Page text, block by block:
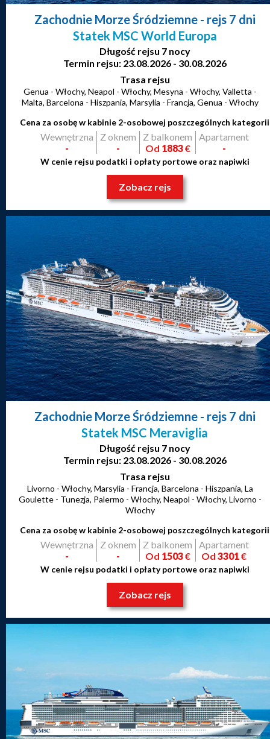
Zachodnie Morze Śródziemne- rejs 7 dni
Statek MSC World Europa
Długość rejsu 7 nocy
Termin rejsu: 23.08.2026 - 30.08.2026
Trasa rejsu
Genua - Włochy, Neapol - Włochy, Mesyna - Włochy, Valletta -
Malta, Barcelona - Hiszpania, Marsylia - Francja, Genua - Włochy
Cena za osobę w kabinie 2-osobowej poszczególnych kategorii
Wewnętrzna
-
Z oknem
-
Z balkonem
Od 1883€
Apartament
-
W cenie rejsu podatki i opłaty portowe oraz napiwki
Zobacz rejs
Zachodnie Morze Śródziemne- rejs 7 dni
Statek MSC Meraviglia
Długość rejsu 7 nocy
Termin rejsu: 23.08.2026 - 30.08.2026
Trasa rejsu
Livorno - Włochy, Marsylia - Francja, Barcelona - Hiszpania, La
Goulette - Tunezja, Palermo - Włochy, Neapol - Włochy, Livorno -
Włochy
Cena za osobę w kabinie 2-osobowej poszczególnych kategorii
Wewnętrzna
-
Z oknem
-
Z balkonem
Od 1503€
Apartament
Od 3301€
W cenie rejsu podatki i opłaty portowe oraz napiwki
Zobacz rejs